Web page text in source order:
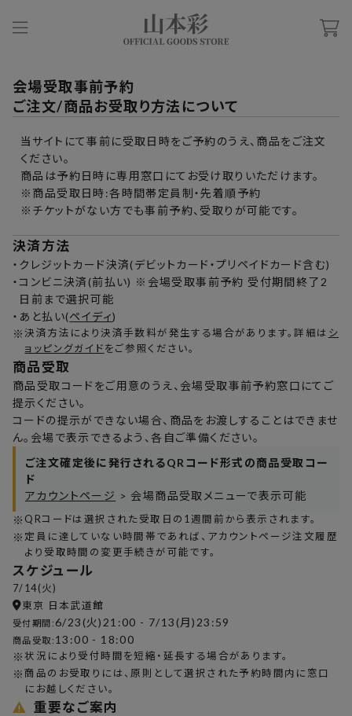
会場受取事前予約
ご注文/商品お受取り方法について
当サイトにて事前に受取日時をご予約のうえ、商品をご注文
ください。
商品は予約日時に専用窓口にてお受け取りいただけます。
※商品受取日時:各時間帯定員制・先着順予約
※チケットがない方でも事前予約、受取りが可能です。
決済方法
・ クレジットカード決済(デビットカード・プリペイドカード含む)
・ コンビニ決済(前払い) ※会場受取事前予約 受付期間終了2
日前まで選択可能
・ あと払い(ペイディ)
※決済方法により決済手数料が発生する場合があります。詳細は シ
ョッピングガイド をご参照ください。
商品受取
商品受取コードをご用意のうえ、会場受取事前予約窓口にてご
提示ください。
コードの提示ができない場合、商品をお渡しすることはできませ
ん。会場で表示できるよう、各自ご準備ください。
ご注文確定後に発行されるQRコード形式の商品受取コー
ド
アカウントページ > 会場商品受取メニューで表示可能
※ QRコードは選択された受取日の1週間前から表示されます。
※定員に達していない時間帯であれば、アカウントページ注文履歴
より受取時間の変更手続きが可能です。
スケジュール
7/14(火)
東京 日本武道館
受付期間: 6/23(火)21:00 - 7/13(月)23:59
商品受取: 13:00 - 18:00
※状況により受付時間を短縮・延長する場合があります。
※商品のお受取りには、原則として選択された予約時間内に窓口
にお越しください。
重要なご案内